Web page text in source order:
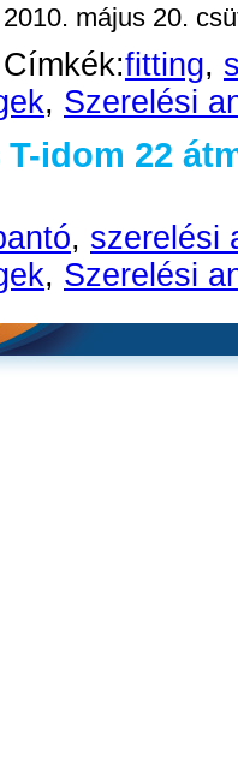
2010. május 20.
Címkék:fitting,
, Szerelési
idom 22
, szerelési
, Szerelési